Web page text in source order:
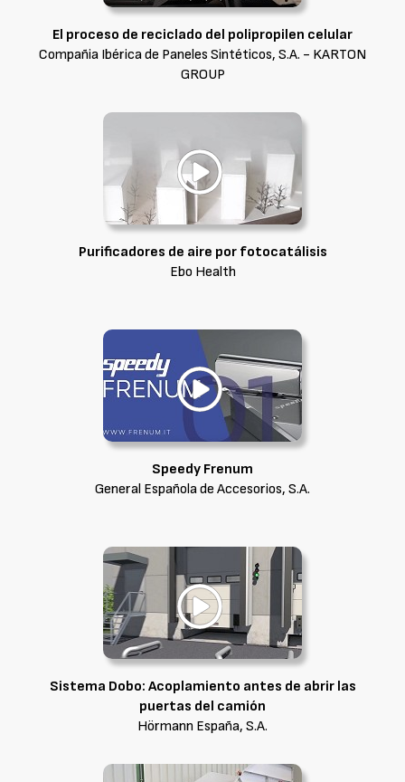
El proceso de reciclado del polipropilen celular
Compañia Ibérica de Paneles Sintéticos, S.A. - KARTON
GROUP
Purificadores de aire por fotocatálisis
Ebo Health
Speedy Frenum
General Española de Accesorios, S.A.
Sistema Dobo: Acoplamiento antes de abrir las
puertas del camión
Hörmann España, S.A.